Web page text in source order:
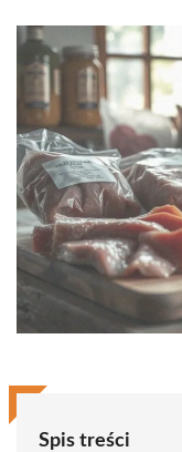
Spis treści